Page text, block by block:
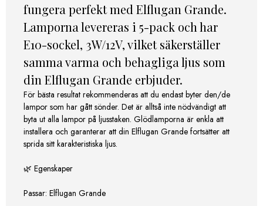
fungera perfekt med Elflugan Grande.
Lamporna levereras i 5-pack och har
E10-sockel, 3W/12V, vilket säkerställer
samma varma och behagliga ljus som
din Elflugan Grande erbjuder.
För bästa resultat rekommenderas att du endast byter den/de
lampor som har gått sönder. Det är alltså inte nödvändigt att
byta ut alla lampor på ljusstaken. Glödlamporna är enkla att
installera och garanterar att din Elflugan Grande fortsätter att
sprida sitt karakteristiska ljus.
🌿 Egenskaper
Passar: Elflugan Grande